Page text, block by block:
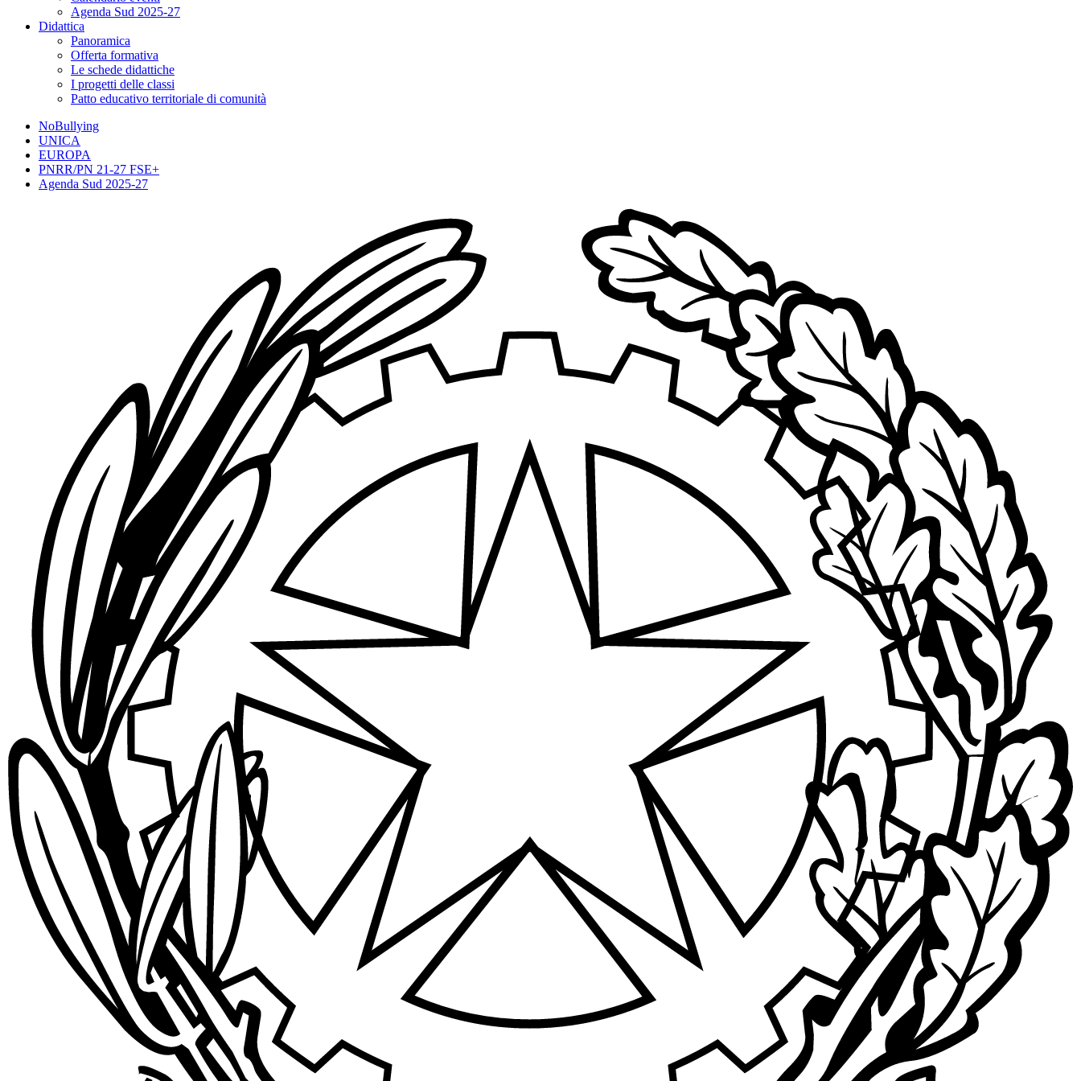
Agenda Sud 2025-27
Didattica
Panoramica
Offerta formativa
Le schede didattiche
I progetti delle classi
Patto educativo territoriale di comunità
NoBullying
UNICA
EUROPA
PNRR/PN 21-27 FSE+
Agenda Sud 2025-27